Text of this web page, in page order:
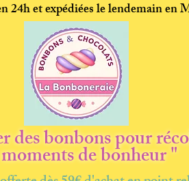
24h et expédiées le lendemain
des bonbons pour
de bonheur "